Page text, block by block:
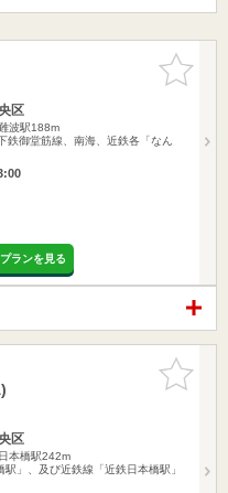
お気に入
りに追加
区
波駅188m
御堂筋線、南海、近鉄各「なん
ランを見る
お気に入
りに追加
区
本橋駅242m
駅」、及び近鉄線「近鉄日本橋駅」